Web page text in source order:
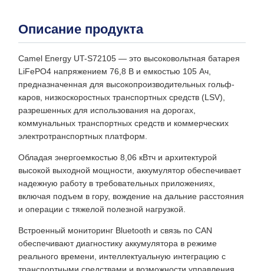
Описание продукта
Camel Energy UT-S72105 — это высоковольтная батарея
LiFePO4 напряжением 76,8 В и емкостью 105 Ач,
предназначенная для высокопроизводительных гольф-
каров, низкоскоростных транспортных средств (LSV),
разрешенных для использования на дорогах,
коммунальных транспортных средств и коммерческих
электротранспортных платформ.
Обладая энергоемкостью 8,06 кВтч и архитектурой
высокой выходной мощности, аккумулятор обеспечивает
надежную работу в требовательных приложениях,
включая подъем в гору, вождение на дальние расстояния
и операции с тяжелой полезной нагрузкой.
Встроенный мониторинг Bluetooth и связь по CAN
обеспечивают диагностику аккумулятора в режиме
реального времени, интеллектуальную интеграцию с